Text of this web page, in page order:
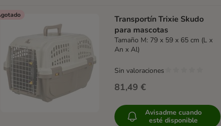
Transportín Trixie Skudo
para mascotas
Tamaño M: 79 x 59 x 65 cm (L x
An x Al)
81,49 €
Sin valoraciones
Avisadme cuando
esté disponible